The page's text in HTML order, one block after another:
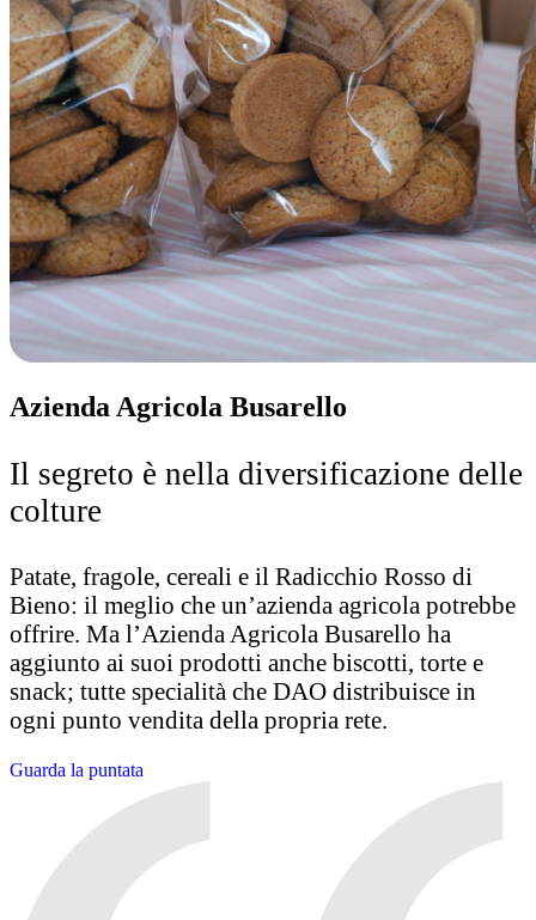
Azienda Agricola Busarello
Il segreto è nella diversificazione delle
colture
Patate, fragole, cereali e il Radicchio Rosso di
Bieno: il meglio che un’azienda agricola potrebbe
offrire. Ma l’Azienda Agricola Busarello ha
aggiunto ai suoi prodotti anche biscotti, torte e
snack; tutte specialità che DAO distribuisce in
ogni punto vendita della propria rete.
Guarda la puntata